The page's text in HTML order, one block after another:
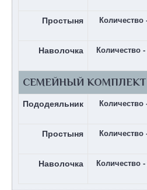
Простыня
Количество
Наволочка
Количество
СЕМЕЙНЫЙ КОМПЛЕКТ
Пододеяльник
Количество
Простыня
Количество
Наволочка
Количество